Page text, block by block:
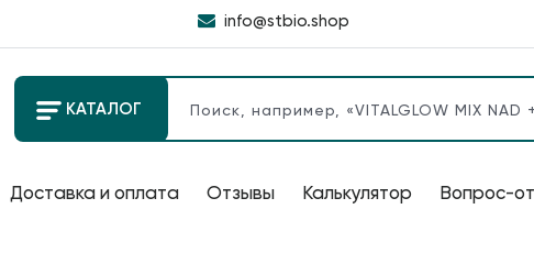
info@stbio.shop
КАТАЛОГ
Доставка и оплата Отзывы Калькулятор Вопрос-